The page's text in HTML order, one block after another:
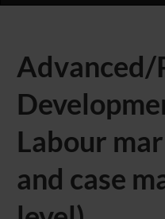
Advanced/
Labour
and case